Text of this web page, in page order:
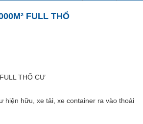
FULL THỔ
THỔ CƯ
hiện hữu, xe tải, xe container ra vào thoải